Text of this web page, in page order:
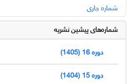
شماره جاری
شماره‌های پیشین نشریه
دوره 16 (1405)
دوره 15 (1404)